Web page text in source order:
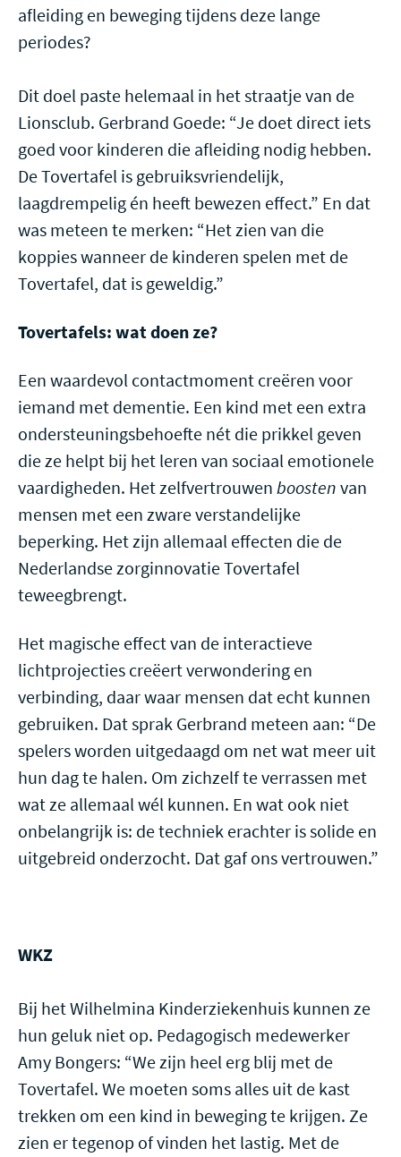
afleiding en beweging tijdens deze lange
periodes?
Dit doel paste helemaal in het straatje van de
Lionsclub. Gerbrand Goede: “Je doet direct iets
goed voor kinderen die afleiding nodig hebben.
De Tovertafel is gebruiksvriendelijk,
laagdrempelig én heeft bewezen effect.” En dat
was meteen te merken: “Het zien van die
koppies wanneer de kinderen spelen met de
Tovertafel, dat is geweldig.”
Tovertafels: wat doen ze?
Een waardevol contactmoment creëren voor
iemand met dementie. Een kind met een extra
ondersteuningsbehoefte nét die prikkel geven
die ze helpt bij het leren van sociaal emotionele
vaardigheden. Het zelfvertrouwen boosten van
mensen met een zware verstandelijke
beperking. Het zijn allemaal effecten die de
Nederlandse zorginnovatie Tovertafel
teweegbrengt.
Het magische effect van de interactieve
lichtprojecties creëert verwondering en
verbinding, daar waar mensen dat echt kunnen
gebruiken. Dat sprak Gerbrand meteen aan: “De
spelers worden uitgedaagd om net wat meer uit
hun dag te halen. Om zichzelf te verrassen met
wat ze allemaal wél kunnen. En wat ook niet
onbelangrijk is: de techniek erachter is solide en
uitgebreid onderzocht. Dat gaf ons vertrouwen.”
WKZ
Bij het Wilhelmina Kinderziekenhuis kunnen ze
hun geluk niet op. Pedagogisch medewerker
Amy Bongers: “We zijn heel erg blij met de
Tovertafel. We moeten soms alles uit de kast
trekken om een kind in beweging te krijgen. Ze
zien er tegenop of vinden het lastig. Met de